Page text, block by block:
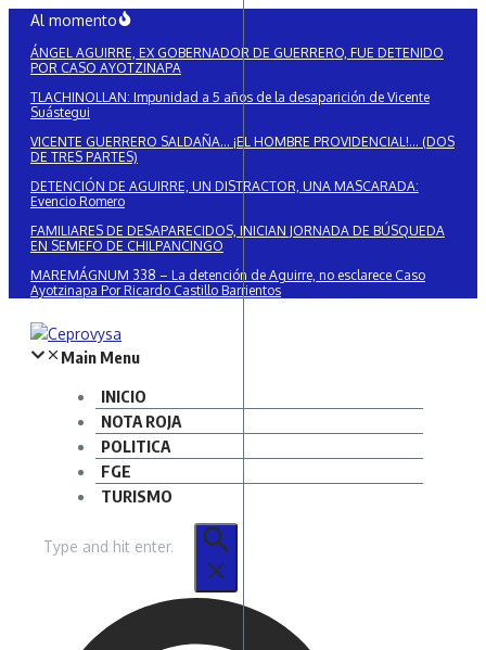
Saltar
contenido
Al momento
ÁNGEL AGUIRRE, EX GOBERNADOR DE GUERRERO, FUE DETENIDO
POR CASO AYOTZINAPA
TLACHINOLLAN: Impunidad a 5 años de la desaparición de Vicente
Suástegui
VICENTE GUERRERO SALDAÑA… ¡EL HOMBRE PROVIDENCIAL!… (DOS
DE TRES PARTES)
DETENCIÓN DE AGUIRRE, UN DISTRACTOR, UNA MASCARADA:
Evencio Romero
FAMILIARES DE DESAPARECIDOS, INICIAN JORNADA DE BÚSQUEDA
EN SEMEFO DE CHILPANCINGO
MAREMÁGNUM 338 – La detención de Aguirre, no esclarece Caso
Ayotzinapa Por Ricardo Castillo Barrientos
Main Menu
INICIO
NOTA ROJA
POLITICA
FGE
TURISMO
por: